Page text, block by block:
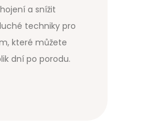
a snížit
techniky pro
které můžete
dní po porodu.